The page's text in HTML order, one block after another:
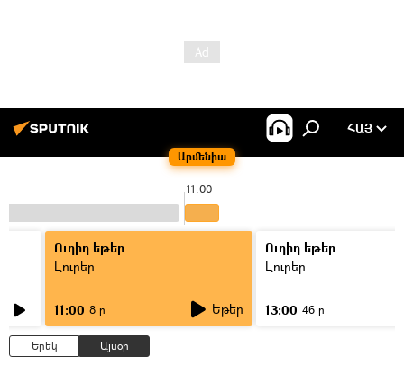
Արմենիա
ՀԱՅ
11:00
Ուղիղ եթեր
Լուրեր
11:00 8 ր Եթեր
Ուղիղ եթեր
Լուրեր
13:00 46 ր
Երեկ Այսօր